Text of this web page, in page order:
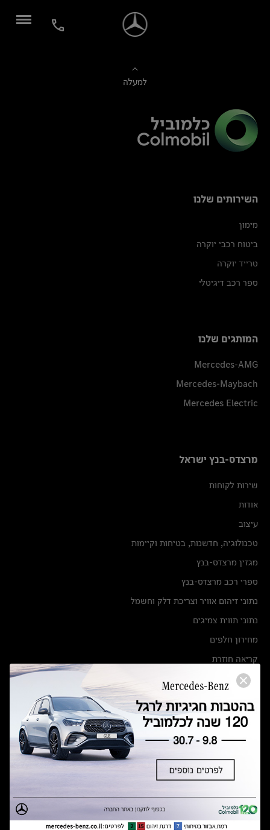
למעלה
השירותים שלנו
מימון
ביטוח רכבי יוקרה
טרייד יוקרה
ספר רכב דיגיטלי
המותגים שלנו
Mercedes-AMG
Mercedes-Maybach
Mercedes Electric
מרצדס-בנץ ישראל
שירות לקוחות
אודות
עיצוב
טכנולוגיה, חדשנות, בטיחות וקיימות
מגזין מרצדס-בנץ
ספרי רכב מרצדס-בנץ
נתוני זיהום אוויר וצריכת דלק וחשמל
נתוני תווית צמיגים
מחירון חלפים
קריאה חוזרת
הודעה על הטבות לרכבי מרצדס בהסדר פשרה בתצ 56447-02-19
תקנון ימי מכירות 120 לכלמוביל
מצאו אותנו
אולמות תצוגה
מרכזי שירות